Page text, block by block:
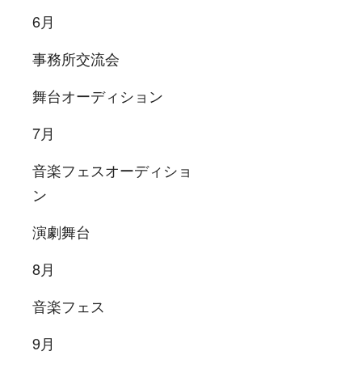
6月
事務所交流会
舞台オーディション
7月
音楽フェスオーディショ
ン
演劇舞台
8月
音楽フェス
9月